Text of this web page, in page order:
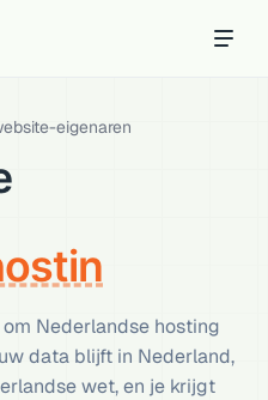
eigenaren
Nederlandse hosting
data blijft in Nederland,
wet, en je krijgt